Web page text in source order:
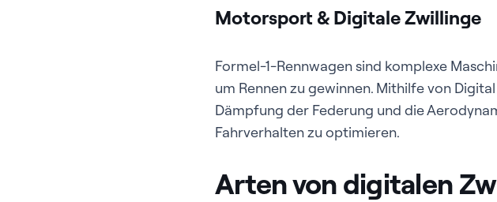
Motorsport & Digitale Zwillinge
Formel-1-Rennwagen sind komplexe
um Rennen zu gewinnen. Mithilfe von
Dämpfung der Federung und die
Fahrverhalten zu optimieren.
Arten von digitalen